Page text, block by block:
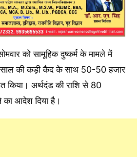
को सामूहिक दुष्कर्म के मामले में
साल की कड़ी कैद के साथ 50-50 हजार
किया। अर्थदंड की राशि से 80
का आदेश दिया है।